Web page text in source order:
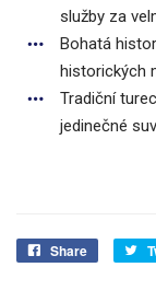
služby za
Bohatá
historických
Tradiční
jedinečné
Share